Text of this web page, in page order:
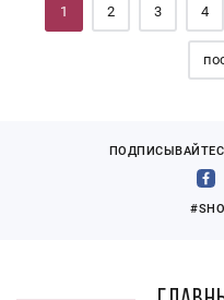
1 2 3 4